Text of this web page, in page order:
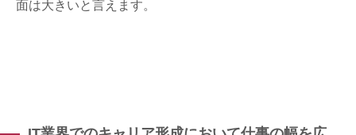
面は大きいと言えます。